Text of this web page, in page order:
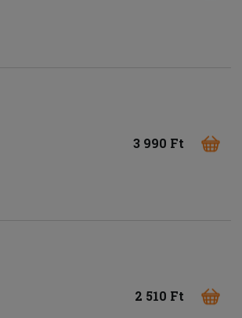
3 990 Ft
2 510 Ft